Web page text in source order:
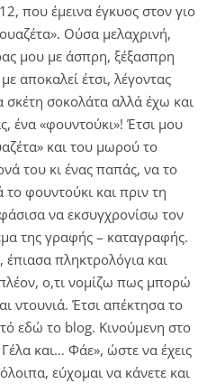
που έμεινα έγκυος στον γιο
Ούσα μελαχρινή,
μου με άσπρη, ξέξασπρη
αποκαλεί έτσι, λέγοντας
σκέτη σοκολάτα αλλά έχω και
ένα «φουντούκι»! Έτσι μου
και του μωρού το
του κι ένας παπάς, να το
φουντούκι και πριν τη
να εκσυγχρονίσω τον
της γραφής – καταγραφής.
πληκτρολόγια και
ο,τι νομίζω πως μπορώ
ντουνιά. Έτσι απέκτησα το
εδώ το blog. Κινούμενη στο
και… Φάε», ώστε να έχεις
εύχομαι να κάνετε και